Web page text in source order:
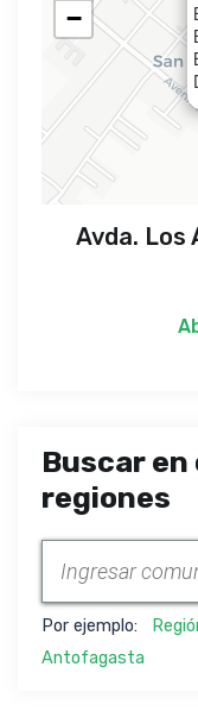
−
Avda. Los
Buscar
regiones
Por ejemplo:
Antofagasta